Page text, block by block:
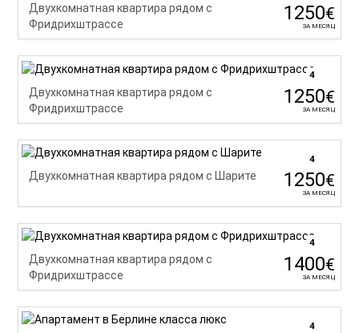
1250€
ЗА МЕСЯЦ
Двухкомнатная квартира рядом с
Фридрихштрассе
4
1250€
ЗА МЕСЯЦ
Двухкомнатная квартира рядом с
Фридрихштрассе
4
1250€
ЗА МЕСЯЦ
Двухкомнатная квартира рядом с Шарите
4
1400€
ЗА МЕСЯЦ
Двухкомнатная квартира рядом с
Фридрихштрассе
4